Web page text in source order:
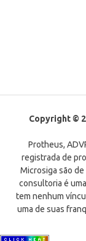
Copyright ©
Protheus,
registrada de
Microsiga são de
consultoria é
tem nenhum
uma de suas